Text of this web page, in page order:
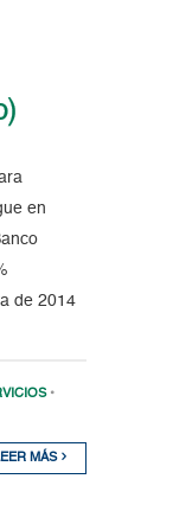
en
de 2014
•
MÁS